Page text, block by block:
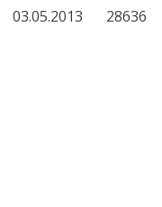
03.05.2013 28636